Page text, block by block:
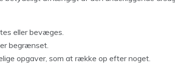
eller bevæges.
begrænset.
opgaver, som at række op efter noget.